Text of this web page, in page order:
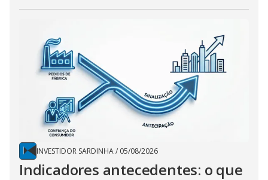
INVESTIDOR SARDINHA/ 05/08/2026
Indicadores antecedentes: o que